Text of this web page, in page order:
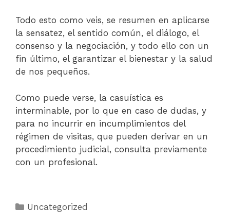
Todo esto como veis, se resumen en aplicarse
la sensatez, el sentido común, el diálogo, el
consenso y la negociación, y todo ello con un
fin último, el garantizar el bienestar y la salud
de nos pequeños.
Como puede verse, la casuística es
interminable, por lo que en caso de dudas, y
para no incurrir en incumplimientos del
régimen de visitas, que pueden derivar en un
procedimiento judicial, consulta previamente
con un profesional.
Uncategorized